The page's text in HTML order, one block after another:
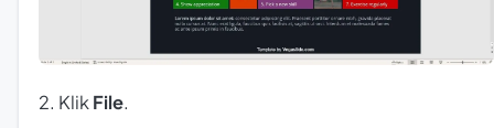
2. Klik File.